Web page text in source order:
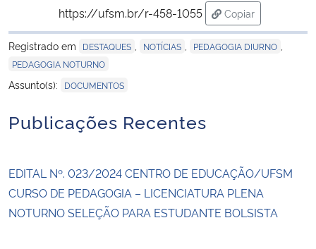
Controladoria-Geral da União
Ministério da Mulher, da Família e dos Direitos Humanos
Secretaria-Geral
Secretaria de Governo
Advocacia-Geral da União
https://ufsm.br/r-458-1055
Copiar
para área de
Registrado em
DESTAQUES NOTÍCIAS PEDAGOGIA DIURNO
PEDAGOGIA NOTURNO
Assunto(s): DOCUMENTOS
Publicações Recentes
EDITAL Nº. 023/2024 CENTRO DE EDUCAÇÃO/UFSM
CURSO DE PEDAGOGIA – LICENCIATURA PLENA
NOTURNO SELEÇÃO PARA ESTUDANTE BOLSISTA